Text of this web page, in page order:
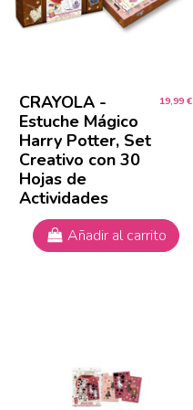
CRAYOLA -
Estuche Mágico
Harry Potter, Set
Creativo con 30
Hojas de
Actividades
19,99 €
Añadir al carrito